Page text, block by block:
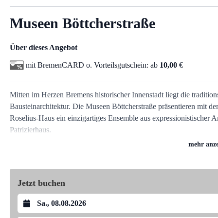
Museen Böttcherstraße
Über dieses Angebot
mit BremenCARD o. Vorteilsgutschein:ab 10,00 €
Mitten im Herzen Bremens historischer Innenstadt liegt die
Bausteinarchitektur. Die Museen Böttcherstraße präsentieren mit
Roselius-Haus ein einzigartiges Ensemble aus
Patrizierhaus.
Das Paula Modersohn-Becker Museum ist das erste Museum
Das Museum im Roselius-Haus vereint Kunst und
Sammlung. Das Paula Modersohn-Becker Museum und das
können in einem Rundgang erkundet werden.
mehr
Jetzt buchen
Datum auswählen